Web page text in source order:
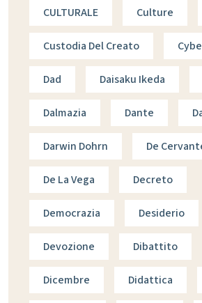
CULTURALE Culture
Custodia Del Creato
Dad Daisaku Ikeda
Dalmazia Dante
Darwin Dohrn De
De La Vega Decreto
Democrazia Desiderio
Devozione Dibattito
Dicembre Didattica